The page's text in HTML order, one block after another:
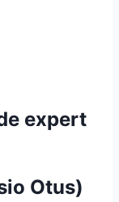
expert
Otus)